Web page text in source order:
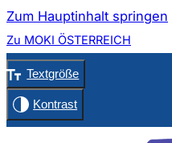
Zum Hauptinhalt springen
Zu MOKI ÖSTERREICH
Textgröße